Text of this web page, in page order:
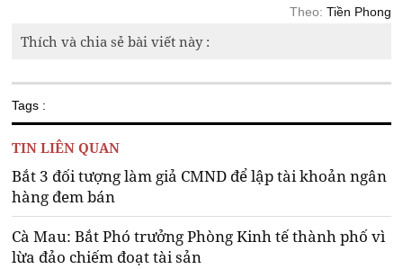
Theo: Tiền Phong
Thích và chia sẻ bài viết này :
Tags :
TIN LIÊN QUAN
Bắt 3 đối tượng làm giả CMND để lập tài khoản ngân
hàng đem bán
Cà Mau: Bắt Phó trưởng Phòng Kinh tế thành phố vì
lừa đảo chiếm đoạt tài sản